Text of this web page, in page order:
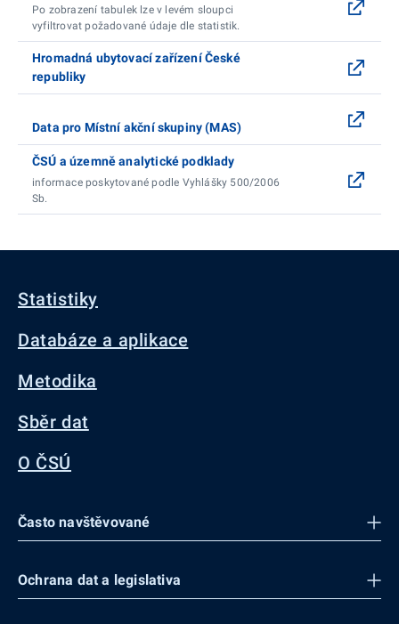
Po zobrazení tabulek lze v levém sloupci
vyfiltrovat požadované údaje dle statistik.
Hromadná ubytovací zařízení České
republiky
Data pro Místní akční skupiny (MAS)
ČSÚ a územně analytické podklady
informace poskytované podle Vyhlášky 500/2006
Sb.
Statistiky
Databáze a aplikace
Metodika
Sběr dat
O ČSÚ
Často navštěvované
Ochrana dat a legislativa